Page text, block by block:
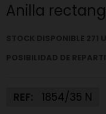
Anilla
REF: 1854/35 N